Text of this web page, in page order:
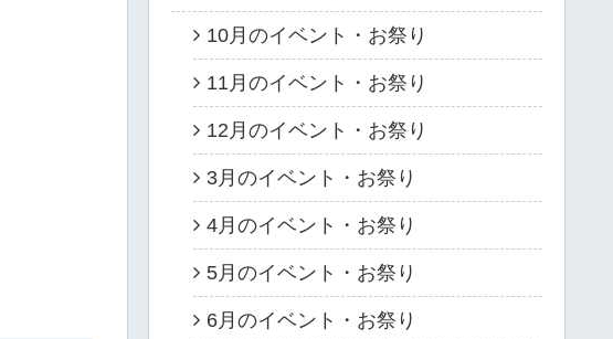
10月のイベント・お祭り
11月のイベント・お祭り
12月のイベント・お祭り
3月のイベント・お祭り
4月のイベント・お祭り
5月のイベント・お祭り
6月のイベント・お祭り